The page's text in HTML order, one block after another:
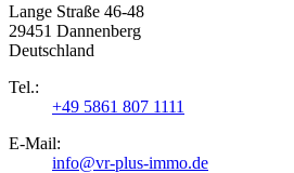
Lange Straße 46-48
29451 Dannenberg
Deutschland
Tel.:
+49 5861 807 1111
E-Mail:
info@vr-plus-immo.de